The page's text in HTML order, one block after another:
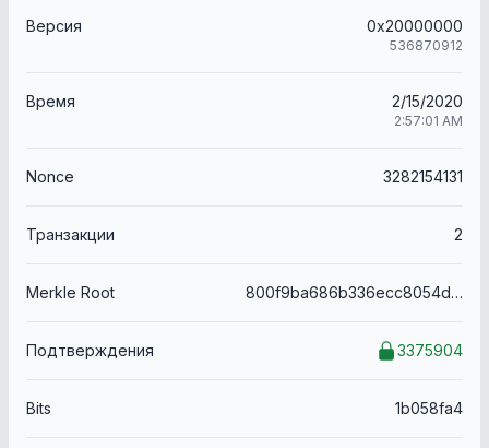
Версия 0x20000000
536870912
Время 2/15/2020
2:57:01 AM
Nonce 3282154131
Транзакции 2
Merkle Root 800f9ba686b336ecc8054d09a8e4073824a7c5bde20e2cd768b4838d7a6175a9
Подтверждения 3375904
Bits 1b058fa4